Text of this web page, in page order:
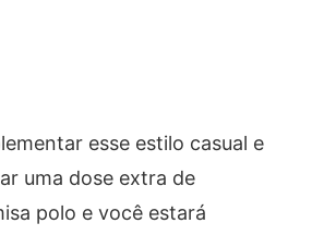
esse estilo casual e
uma dose extra de
polo e você estará